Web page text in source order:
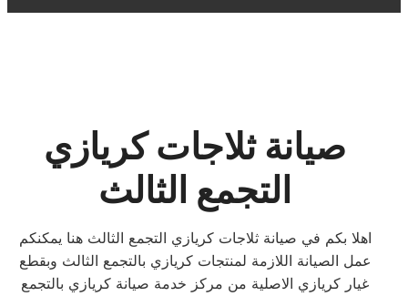
صيانة ثلاجات كريازي
التجمع الثالث
اهلا بكم في صيانة ثلاجات كريازي التجمع الثالث هنا يمكنكم
عمل الصيانة اللازمة لمنتجات كريازي بالتجمع الثالث وبقطع
غيار كريازي الاصلية من مركز خدمة صيانة كريازي بالتجمع